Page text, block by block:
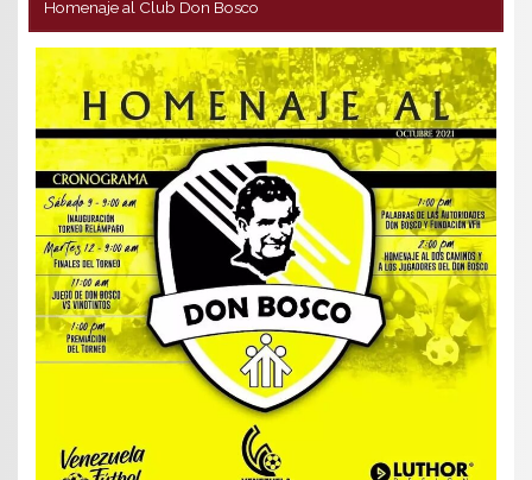
Homenaje al Club Don Bosco